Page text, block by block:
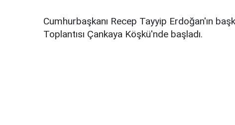
Cumhurbaşkanı Recep Tayyip Erdoğan'ın
Toplantısı Çankaya Köşkü'nde başladı.